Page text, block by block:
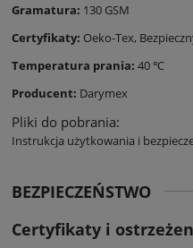
Gramatura: 130 GSM
Certyfikaty: Oeko-Tex,
Temperatura prania: 40 ℃
Producent: Darymex
Pliki do pobrania:
Instrukcja użytkowania i
BEZPIECZEŃSTWO
Certyfikaty i